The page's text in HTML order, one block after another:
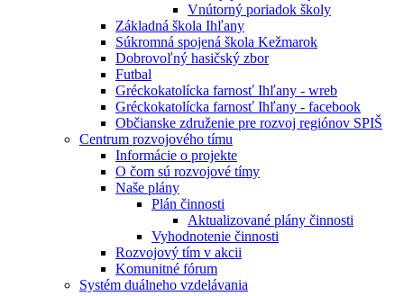
Vnútorný poriadok školy
Základná škola Ihľany
Súkromná spojená škola Kežmarok
Dobrovoľný hasičský zbor
Futbal
Gréckokatolícka farnosť Ihľany - wreb
Gréckokatolícka farnosť Ihľany - facebook
Občianske združenie pre rozvoj regiónov SPIŠ
Centrum rozvojového tímu
Informácie o projekte
O čom sú rozvojové tímy
Naše plány
Plán činnosti
Aktualizované plány činnosti
Vyhodnotenie činnosti
Rozvojový tím v akcii
Komunitné fórum
Systém duálneho vzdelávania